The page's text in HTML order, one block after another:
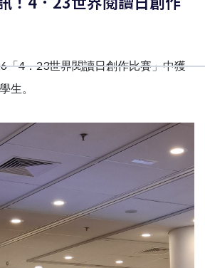
「4．23世界閱讀日創作比賽」中獲
生。